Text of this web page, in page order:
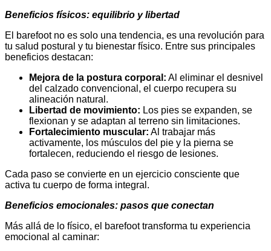
Beneficios físicos: equilibrio y libertad
El barefoot no es solo una tendencia, es una revolución para
tu salud postural y tu bienestar físico. Entre sus principales
beneficios destacan:
Mejora de la postura corporal: Al eliminar el desnivel
del calzado convencional, el cuerpo recupera su
alineación natural.
Libertad de movimiento: Los pies se expanden, se
flexionan y se adaptan al terreno sin limitaciones.
Fortalecimiento muscular: Al trabajar más
activamente, los músculos del pie y la pierna se
fortalecen, reduciendo el riesgo de lesiones.
Cada paso se convierte en un ejercicio consciente que
activa tu cuerpo de forma integral.
Beneficios emocionales: pasos que conectan
Más allá de lo físico, el barefoot transforma tu experiencia
emocional al caminar: